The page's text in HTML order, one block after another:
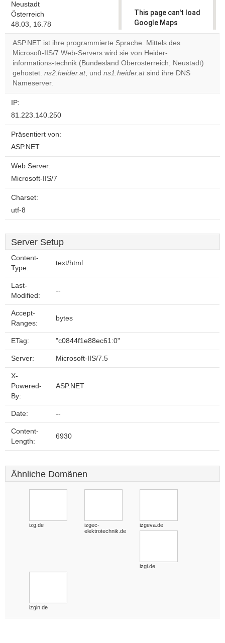
Neustadt
Österreich
48.03, 16.78
This page can't load
Google Maps
correctly.
Do you
own this
website?
OK
ASP.NET ist ihre programmierte Sprache. Mittels des
Microsoft-IIS/7 Web-Servers wird sie von Heider-
informations-technik (Bundesland Oberosterreich, Neustadt)
gehostet. ns2.heider.at, und ns1.heider.atsind ihre DNS
Nameserver.
IP:
81.223.140.250
Präsentiert von:
ASP.NET
Web Server:
Microsoft-IIS/7
Charset:
utf-8
Server Setup
Content-
Type:
text/html
Last-
Modified:
--
Accept-
Ranges:
bytes
ETag: "c0844f1e88ec61:0"
Server: Microsoft-IIS/7.5
X-
Powered-
By:
ASP.NET
Date: --
Content-
Length:
6930
Ähnliche Domänen
izg.de
izgec-
elektrotechnik.de
izgeva.de
izgi.de
izgin.de